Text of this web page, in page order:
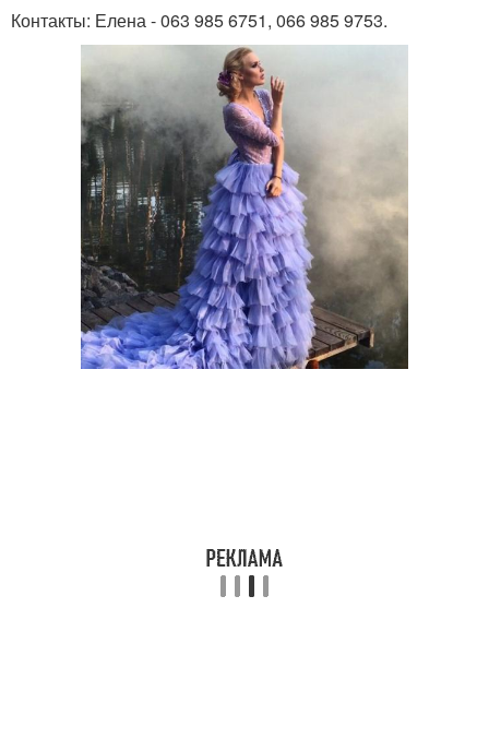
Контакты: Елена - 063 985 6751, 066 985 9753.